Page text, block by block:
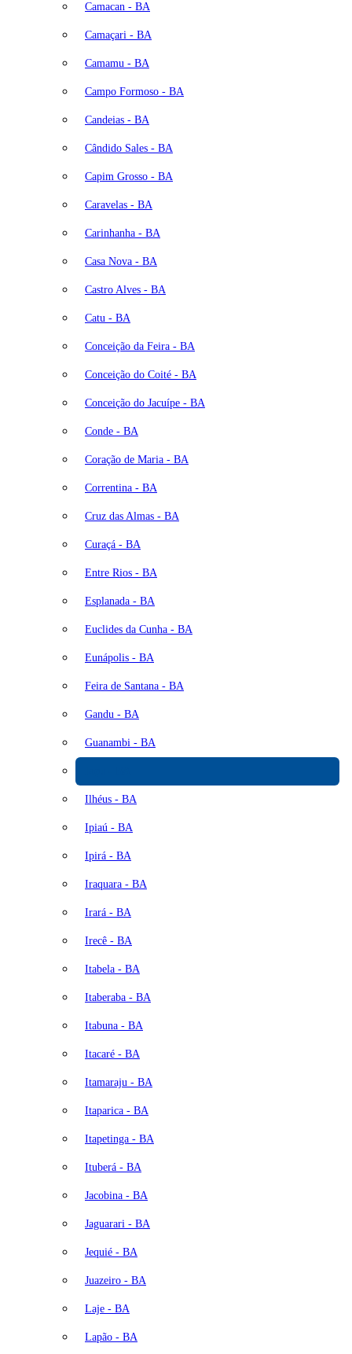
Camacan - BA
Camaçari - BA
Camamu - BA
Campo Formoso - BA
Candeias - BA
Cândido Sales - BA
Capim Grosso - BA
Caravelas - BA
Carinhanha - BA
Casa Nova - BA
Castro Alves - BA
Catu - BA
Conceição da Feira - BA
Conceição do Coité - BA
Conceição do Jacuípe - BA
Conde - BA
Coração de Maria - BA
Correntina - BA
Cruz das Almas - BA
Curaçá - BA
Entre Rios - BA
Esplanada - BA
Euclides da Cunha - BA
Eunápolis - BA
Feira de Santana - BA
Gandu - BA
Guanambi - BA
Ilhéus - BA
Ipiaú - BA
Ipirá - BA
Iraquara - BA
Irará - BA
Irecê - BA
Itabela - BA
Itaberaba - BA
Itabuna - BA
Itacaré - BA
Itamaraju - BA
Itaparica - BA
Itapetinga - BA
Ituberá - BA
Jacobina - BA
Jaguarari - BA
Jequié - BA
Juazeiro - BA
Laje - BA
Lapão - BA